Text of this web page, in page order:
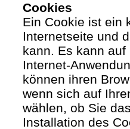
Cookies
Ein Cookie ist ein
Internetseite und
kann. Es kann
Internet-
können ihren
wenn sich auf
wählen, ob Sie
Installation des